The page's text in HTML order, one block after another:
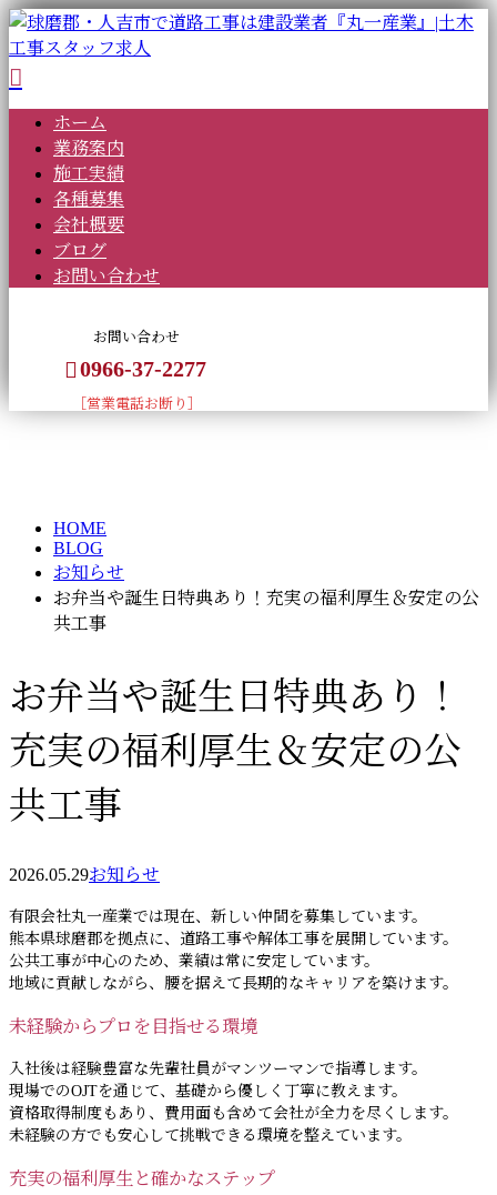
ホーム
業務案内
施工実績
各種募集
会社概要
ブログ
お問い合わせ
お問い合わせ
0966-37-2277
［営業電話お断り］
HOME
BLOG
お知らせ
お弁当や誕生日特典あり！充実の福利厚生＆安定の公
共工事
お弁当や誕生日特典あり！
充実の福利厚生＆安定の公
共工事
2026.05.29お知らせ
有限会社丸一産業では現在、新しい仲間を募集しています。
熊本県球磨郡を拠点に、道路工事や解体工事を展開しています。
公共工事が中心のため、業績は常に安定しています。
地域に貢献しながら、腰を据えて長期的なキャリアを築けます。
未経験からプロを目指せる環境
入社後は経験豊富な先輩社員がマンツーマンで指導します。
現場でのOJTを通じて、基礎から優しく丁寧に教えます。
資格取得制度もあり、費用面も含めて会社が全力を尽くします。
未経験の方でも安心して挑戦できる環境を整えています。
充実の福利厚生と確かなステップ